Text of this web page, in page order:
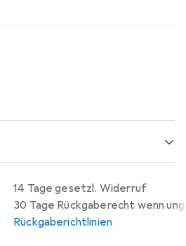
14 Tage gesetzl. Widerruf
30 Tage Rückgaberecht wenn
Rückgaberichtlinien